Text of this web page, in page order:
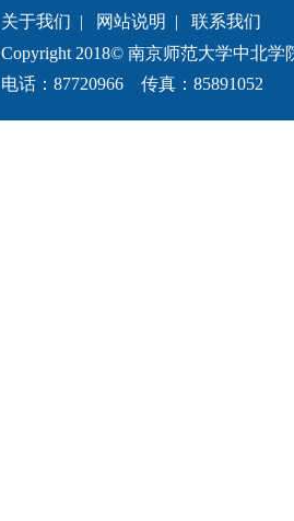
关于我们 | 网站说明 | 联系我们
Copyright 2018© 南京师范大学中北学
电话：87720966 传真：85891052